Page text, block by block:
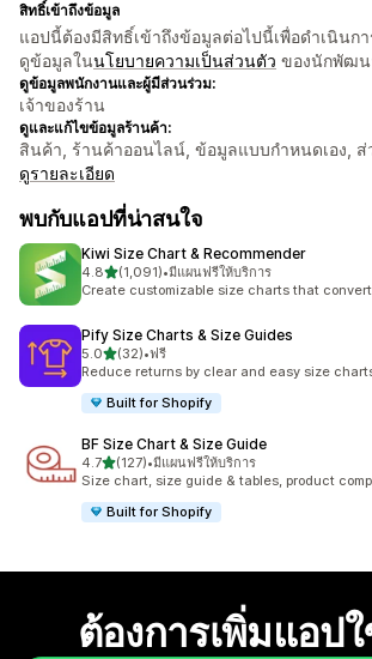
สิทธิ์เข้าถึงข้อมูล
แอปนี้ต้องมีสิทธิ์เข้าถึงข้อมูลต่อไปนี้เพื่อดำเนินก
ดูข้อมูลในนโยบายความเป็นส่วนตัว ของนักพัฒน
ดูข้อมูลพนักงานและผู้มีส่วนร่วม:
เจ้าของร้าน
ดูและแก้ไขข้อมูลร้านค้า:
สินค้า, ร้านค้าออนไลน์, ข้อมูลแบบกำหนดเอง,
ดูรายละเอียด
พบกับแอปที่น่าสนใจ
Kiwi Size Chart & Recommender
4.8เต็ม 5 ดาว
(1,091)
ทั้งหมด 1091 รีวิว
•มีแผนฟรีให้บริการ
Create customizable size charts that
Pify Size Charts & Size Guides
5.0เต็ม 5 ดาว
(32)
ทั้งหมด 32 รีวิว
•ฟรี
Reduce returns by clear and easy size
Built for Shopify
BF Size Chart & Size Guide
4.7เต็ม 5 ดาว
(127)
ทั้งหมด 127 รีวิว
•มีแผนฟรีให้บริการ
Size chart, size guide & tables, product
Built for Shopify
ต้องการเพิ่มแอป